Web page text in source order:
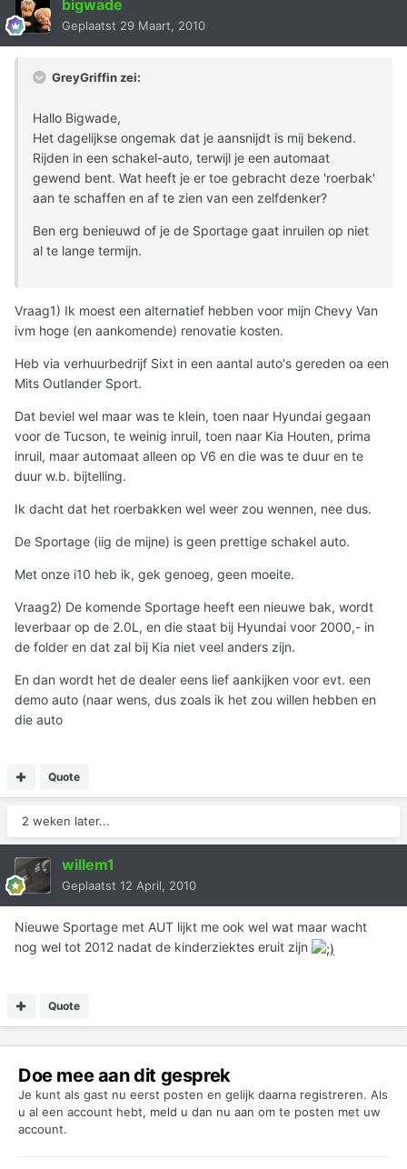
bigwade
Geplaatst 29 Maart, 2010
GreyGriffin zei:
Hallo Bigwade,
Het dagelijkse ongemak dat je aansnijdt is mij bekend.
Rijden in een schakel-auto, terwijl je een automaat
gewend bent. Wat heeft je er toe gebracht deze 'roerbak'
aan te schaffen en af te zien van een zelfdenker?
Ben erg benieuwd of je de Sportage gaat inruilen op niet
al te lange termijn.
Vraag1) Ik moest een alternatief hebben voor mijn Chevy Van
ivm hoge (en aankomende) renovatie kosten.
Heb via verhuurbedrijf Sixt in een aantal auto's gereden oa een
Mits Outlander Sport.
Dat beviel wel maar was te klein, toen naar Hyundai gegaan
voor de Tucson, te weinig inruil, toen naar Kia Houten, prima
inruil, maar automaat alleen op V6 en die was te duur en te
duur w.b. bijtelling.
Ik dacht dat het roerbakken wel weer zou wennen, nee dus.
De Sportage (iig de mijne) is geen prettige schakel auto.
Met onze i10 heb ik, gek genoeg, geen moeite.
Vraag2) De komende Sportage heeft een nieuwe bak, wordt
leverbaar op de 2.0L, en die staat bij Hyundai voor 2000,- in
de folder en dat zal bij Kia niet veel anders zijn.
En dan wordt het de dealer eens lief aankijken voor evt. een
demo auto (naar wens, dus zoals ik het zou willen hebben en
die auto
Quote
2 weken later...
willem1
Geplaatst 12 April, 2010
Nieuwe Sportage met AUT lijkt me ook wel wat maar wacht
nog wel tot 2012 nadat de kinderziektes eruit zijn
Quote
Doe mee aan dit gesprek
Je kunt als gast nu eerst posten en gelijk daarna registreren. Als
u al een account hebt, meld u dan nu aan om te posten met uw
account.